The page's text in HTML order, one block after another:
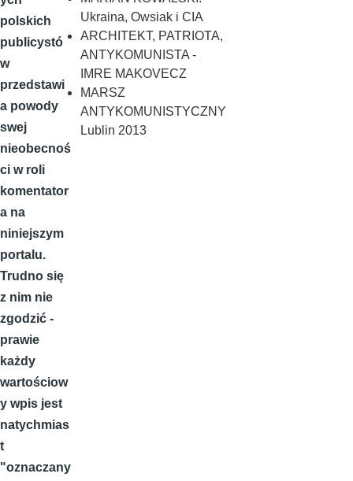
polskich
publicystó
w
przedstawi
a powody
swej
nieobecnoś
ci w roli
komentator
a na
niniejszym
portalu.
Trudno się
z nim nie
zgodzić -
prawie
każdy
wartościow
y wpis jest
natychmias
t
"oznaczany
Ukraina, Owsiak i CIA
ARCHITEKT, PATRIOTA,
ANTYKOMUNISTA -
IMRE MAKOVECZ
MARSZ
ANTYKOMUNISTYCZNY
Lublin 2013